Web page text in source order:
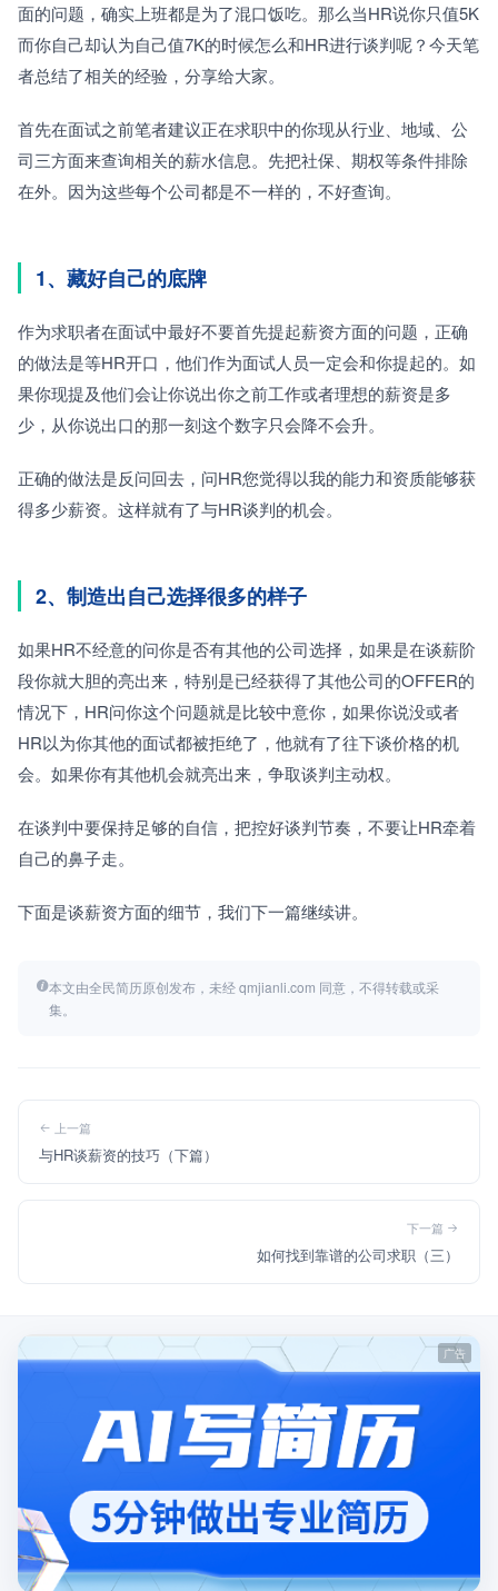
面的问题，确实上班都是为了混口饭吃。那么当HR说你只值5K
而你自己却认为自己值7K的时候怎么和HR进行谈判呢？今天笔
者总结了相关的经验，分享给大家。
首先在面试之前笔者建议正在求职中的你现从行业、地域、公
司三方面来查询相关的薪水信息。先把社保、期权等条件排除
在外。因为这些每个公司都是不一样的，不好查询。
1、藏好自己的底牌
作为求职者在面试中最好不要首先提起薪资方面的问题，正确
的做法是等HR开口，他们作为面试人员一定会和你提起的。如
果你现提及他们会让你说出你之前工作或者理想的薪资是多
少，从你说出口的那一刻这个数字只会降不会升。
正确的做法是反问回去，问HR您觉得以我的能力和资质能够获
得多少薪资。这样就有了与HR谈判的机会。
2、制造出自己选择很多的样子
如果HR不经意的问你是否有其他的公司选择，如果是在谈薪阶
段你就大胆的亮出来，特别是已经获得了其他公司的OFFER的
情况下，HR问你这个问题就是比较中意你，如果你说没或者
HR以为你其他的面试都被拒绝了，他就有了往下谈价格的机
会。如果你有其他机会就亮出来，争取谈判主动权。
在谈判中要保持足够的自信，把控好谈判节奏，不要让HR牵着
自己的鼻子走。
下面是谈薪资方面的细节，我们下一篇继续讲。
本文由全民简历原创发布，未经 qmjianli.com 同意，不得转载或采
集。
上一篇
与HR谈薪资的技巧（下篇）
下一篇
如何找到靠谱的公司求职（三）